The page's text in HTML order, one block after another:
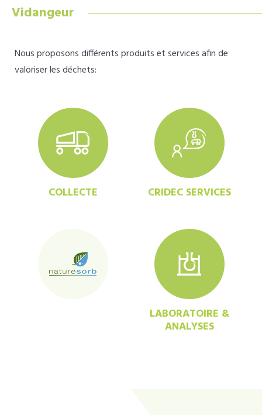
Vidangeur
Nous proposons différents produits et services afin de
valoriser les déchets:
COLLECTE CRIDEC SERVICES
LABORATOIRE &
ANALYSES